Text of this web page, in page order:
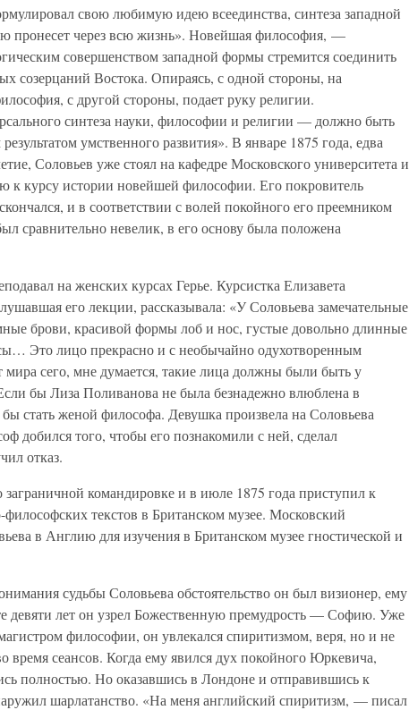
свою любимую идею всеединства, синтеза западной
пронесет через всю жизнь». Новейшая философия, —
совершенством западной формы стремится соединить
созерцаний Востока. Опираясь, с одной стороны, на
с другой стороны, подает руку религии.
синтеза науки, философии и религии — должно быть
умственного развития». В январе 1875 года, едва
Соловьев уже стоял на кафедре Московского университета и
к курсу истории новейшей философии. Его покровитель
и в соответствии с волей покойного его преемником
сравнительно невелик, в его основу была положена
на женских курсах Герье. Курсистка Елизавета
его лекции, рассказывала: «У Соловьева замечательные
брови, красивой формы лоб и нос, густые довольно длинные
Это лицо прекрасно и с необычайно одухотворенным
мира сего, мне думается, такие лица должны были быть у
бы Лиза Поливанова не была безнадежно влюблена в
бы стать женой философа. Девушка произвела на Соловьева
добился того, чтобы его познакомили с ней, сделал
отказ.
командировке и в июле 1875 года приступил к
текстов в Британском музее. Московский
в Англию для изучения в Британском музее гностической и
судьбы Соловьева обстоятельство он был визионер, ему
девяти лет он узрел Божественную премудрость — Софию. Уже
философии, он увлекался спиритизмом, веря, но и не
время сеансов. Когда ему явился дух покойного Юркевича,
полностью. Но оказавшись в Лондоне и отправившись к
шарлатанство. «На меня английский спиритизм, — писал